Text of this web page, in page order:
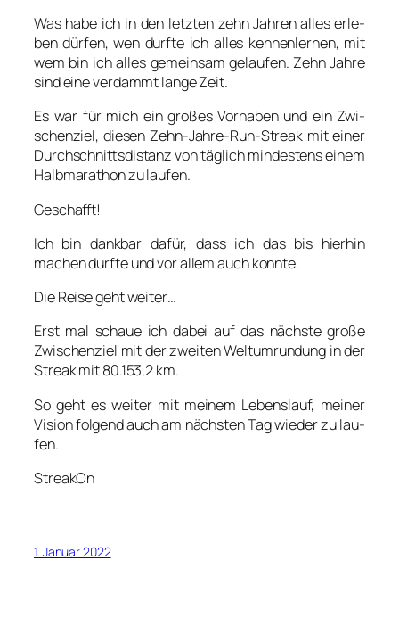
Was habe ich in den letz­ten zehn Jah­ren alles erle­
ben dür­fen, wen durf­te ich alles ken­nen­ler­nen, mit
wem bin ich alles gemein­sam gelau­fen. Zehn Jah­re
sind eine ver­dammt lan­ge Zeit.
Es war für mich ein gro­ßes Vor­ha­ben und ein Zwi­
schen­ziel, die­sen Zehn-Jah­re-Run-Streak mit einer
Durch­schnitts­di­stanz von täg­lich min­des­tens einem
Halb­ma­ra­thon zu lau­fen.
Geschafft!
Ich bin dank­bar dafür, dass ich das bis hier­hin
machen durf­te und vor allem auch konn­te.
Die Rei­se geht wei­ter…
Erst mal schaue ich dabei auf das nächs­te gro­ße
Zwi­schen­ziel mit der zwei­ten Welt­um­run­dung in der
Streak mit 80.153,2 km.
So geht es wei­ter mit mei­nem Lebens­lauf, mei­ner
Visi­on fol­gend auch am nächs­ten Tag wie­der zu lau­
fen.
Strea­kOn
1. Januar 2022